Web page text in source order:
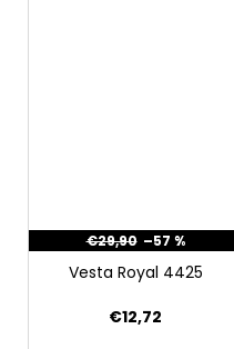
€29,90 –57 %
Vesta Royal 4425
€12,72